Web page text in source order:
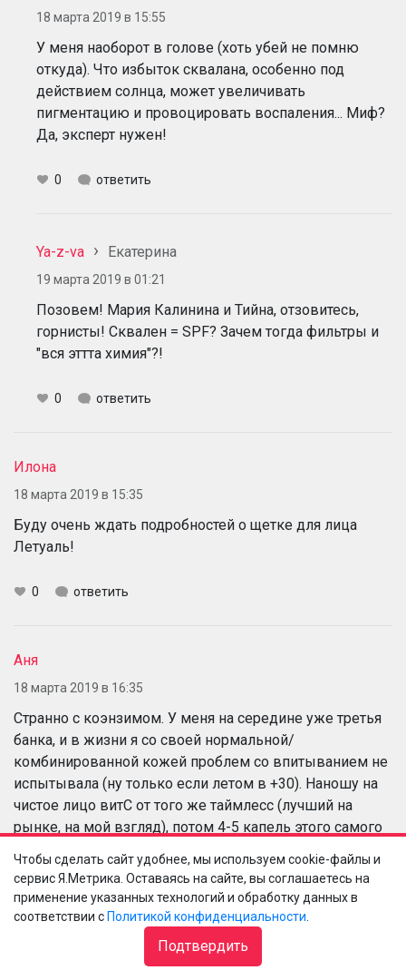
18 марта 2019 в 15:55
У меня наоборот в голове (хоть убей не помню
откуда). Что избыток сквалана, особенно под
действием солнца, может увеличивать
пигментацию и провоцировать воспаления... Миф?
Да, эксперт нужен!
0 ответить
Ya-z-va Екатерина
19 марта 2019 в 01:21
Позовем! Мария Калинина и Тийна, отзовитесь,
горнисты! Сквален = SPF? Зачем тогда фильтры и
"вся эттта химия"?!
0 ответить
Илона
18 марта 2019 в 15:35
Буду очень ждать подробностей о щетке для лица
Летуаль!
0 ответить
Аня
18 марта 2019 в 16:35
Странно с коэнзимом. У меня на середине уже третья
банка, и в жизни я со своей нормальной/
комбинированной кожей проблем со впитыванием не
испытывала (ну только если летом в +30). Наношу на
чистое лицо витС от того же таймлесс (лучший на
рынке, на мой взгляд), потом 4-5 капель этого самого
коэнзима - и через 3-4 минуты можно наносить спф и
краситься, сыворотки полностью усаживаются.
Возможно, стоит просто попробовать наносить
меньшее количество - этот продукт с точки зрения
увлажнения способен заменить крем.
Чтобы сделать сайт удобнее, мы используем cookie-файлы и
сервис Я.Метрика. Оставаясь на сайте, вы соглашаетесь на
применение указанных технологий и обработку данных в
соответствии с Политикой конфиденциальности
Подтвердить